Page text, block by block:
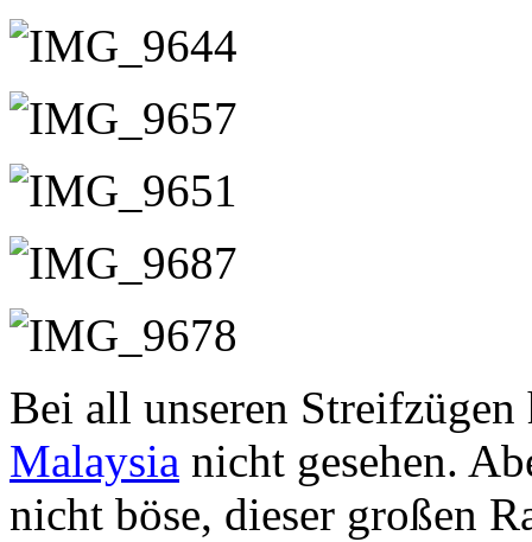
Bei all unseren
Malaysia nicht gesehen.
nicht böse, dieser großen